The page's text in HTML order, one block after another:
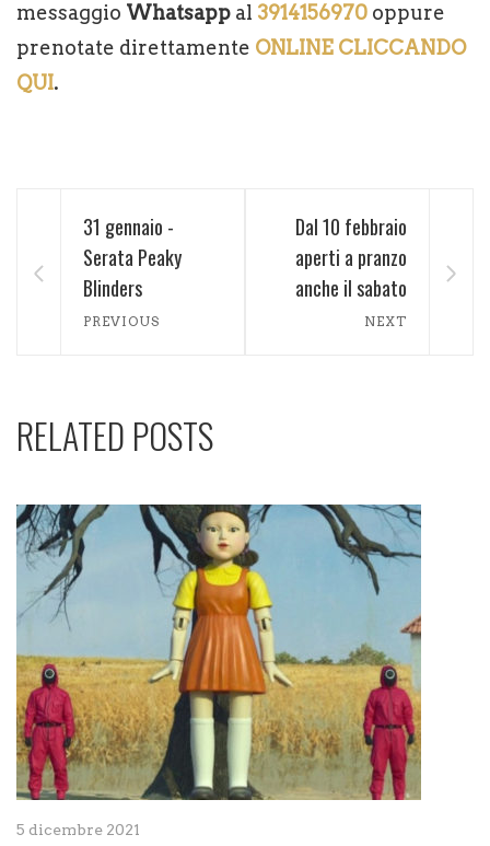
messaggio Whatsapp al 3914156970 oppure
prenotate direttamente ONLINE CLICCANDO
QUI.
31 gennaio -
Serata Peaky
Blinders
PREVIOUS
Dal 10 febbraio
aperti a pranzo
anche il sabato
NEXT
RELATED POSTS
5 dicembre 2021